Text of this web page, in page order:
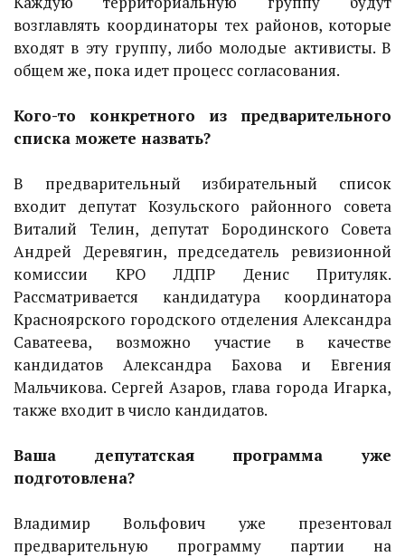
возглавлять координаторы тех районов, которые
входят в эту группу, либо молодые активисты. В
общем же, пока идет процесс согласования.
Кого-то конкретного из предварительного
списка можете назвать?
В предварительный избирательный список
входит депутат Козульского районного совета
Виталий Телин, депутат Бородинского Совета
Андрей Деревягин, председатель ревизионной
комиссии КРО ЛДПР Денис Притуляк.
Рассматривается кандидатура координатора
Красноярского городского отделения Александра
Саватеева, возможно участие в качестве
кандидатов Александра Бахова и Евгения
Мальчикова. Сергей Азаров, глава города Игарка,
также входит в число кандидатов.
Ваша депутатская программа уже
подготовлена?
Владимир Вольфович уже презентовал
предварительную программу партии на